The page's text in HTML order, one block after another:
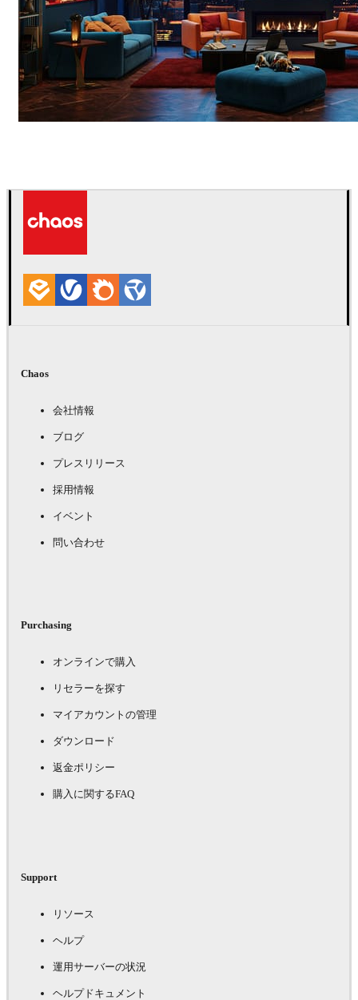
Chaos
会社情報
ブログ
プレスリリース
採用情報
イベント
問い合わせ
Purchasing
オンラインで購入
リセラーを探す
マイアカウントの管理
ダウンロード
返金ポリシー
購入に関するFAQ
Support
リソース
ヘルプ
運用サーバーの状況
ヘルプドキュメント